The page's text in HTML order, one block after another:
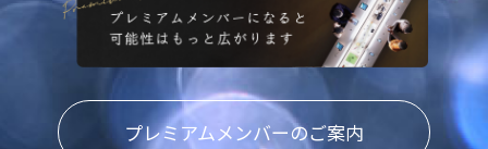
プレミアムメンバーのご案内